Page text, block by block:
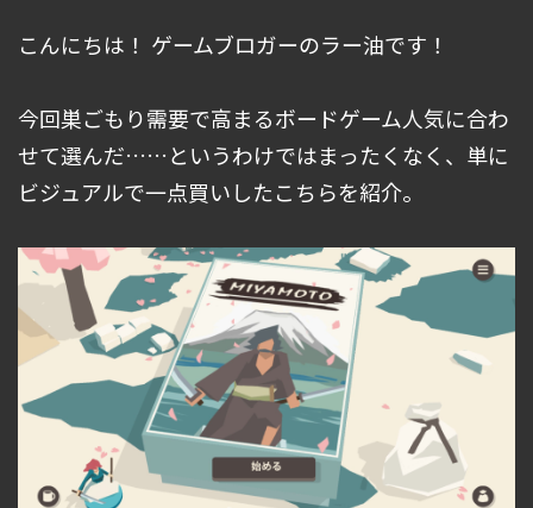
こんにちは！ ゲームブロガーのラー油です！
今回巣ごもり需要で高まるボードゲーム人気に合わ
せて選んだ……というわけではまったくなく、単に
ビジュアルで一点買いしたこちらを紹介。